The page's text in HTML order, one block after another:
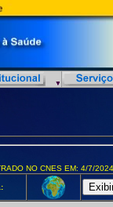
NO CNES EM: 4/7/